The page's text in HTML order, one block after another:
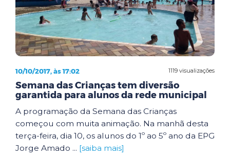
1119 visualizações
10/10/2017, às 17:02
Semana das Crianças tem diversão
garantida para alunos da rede municipal
A programação da Semana das Crianças
começou com muita animação. Na manhã desta
terça-feira, dia 10, os alunos do 1º ao 5º ano da EPG
Jorge Amado ... [saiba mais]